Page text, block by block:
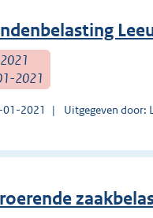
2021
2021 Uitgegeven door: